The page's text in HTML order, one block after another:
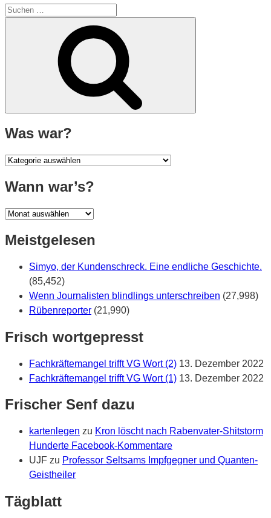
Suche
Was war?
Was
Wann war’s?
Wann
Meistgelesen
Simyo, der Kundenschreck. Eine endliche Geschichte.
(85,452)
Wenn Journalisten blindlings unterschreiben (27,998)
Rübenreporter (21,990)
Frisch wortgepresst
Fachkräftemangel trifft VG Wort (2) 13. Dezember 2022
Fachkräftemangel trifft VG Wort (1) 13. Dezember 2022
Frischer Senf dazu
kartenlegen zu Kron löscht nach Rabenvater-Shitstorm
Hunderte Facebook-Kommentare
UJF zu Professor Seltsams Impfgegner und Quanten-
Geistheiler
Tägblatt